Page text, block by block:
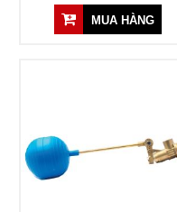
MUA HÀNG